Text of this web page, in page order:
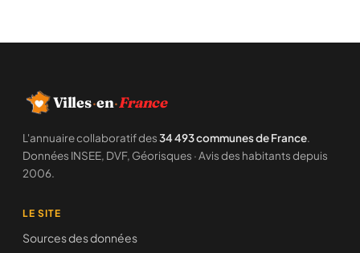
Villes·en·France
L'annuaire collaboratif des34 493 communes de France.
Données INSEE, DVF, Géorisques · Avis des habitants depuis
2006.
LE SITE
Sources des données